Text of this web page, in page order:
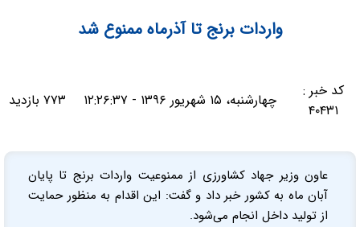
واردات برنج تا آذرماه ممنوع شد
کد خبر :
۴۰۴۳۱
چهارشنبه، ۱۵ شهریور ۱۳۹۶ - ۱۲:۲۶:۳۷ ۷۷۳ بازدید
عاون وزیر جهاد کشاورزی از ممنوعیت واردات برنج تا پایان
آبان ماه به کشور خبر داد و گفت: این اقدام به منظور حمایت
از تولید داخل انجام می‌شود.